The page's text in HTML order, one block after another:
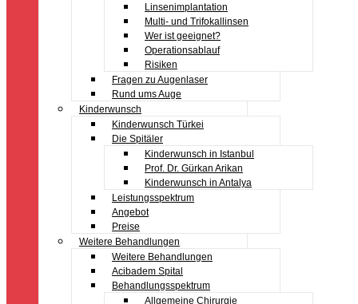
Linsenimplantation
Multi- und Trifokallinsen
Wer ist geeignet?
Operationsablauf
Risiken
Fragen zu Augenlaser
Rund ums Auge
Kinderwunsch
Kinderwunsch Türkei
Die Spitäler
Kinderwunsch in Istanbul
Prof. Dr. Gürkan Arikan
Kinderwunsch in Antalya
Leistungsspektrum
Angebot
Preise
Weitere Behandlungen
Weitere Behandlungen
Acibadem Spital
Behandlungsspektrum
Allgemeine Chirurgie